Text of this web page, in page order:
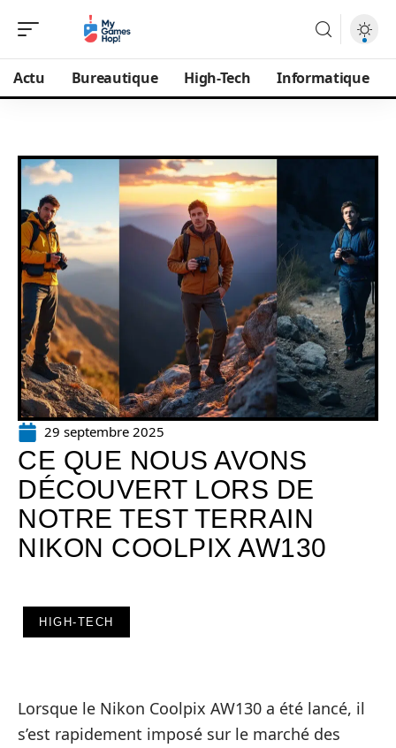
Actu Bureautique High-Tech Informatique
29 septembre 2025
CE QUE NOUS AVONS
DÉCOUVERT LORS DE
NOTRE TEST TERRAIN
NIKON COOLPIX AW130
HIGH-TECH
Lorsque le Nikon Coolpix AW130 a été lancé, il
s’est rapidement imposé sur le marché des